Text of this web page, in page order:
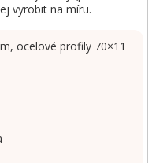
vyrobit na míru.
ocelové profily 70×11